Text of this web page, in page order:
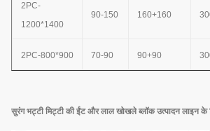
2PC-
1200*1400
90-150 160+160
2PC-800*900 70-90 90+90
सुरंग भट्टी मिट्टी की ईंट और लाल खोखले ब्लॉक उत्पादन लाइन